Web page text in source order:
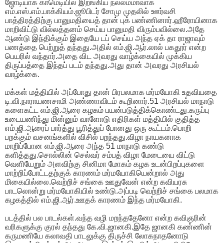
ஜோடியாக காமெடியில் இறங்கிய நல்லம்மாவாக
எம்.எஸ்.எம்.பாக்கியம்.ஜூபிடர் சோமு முதலில் ஊர்வசி
பாத்திரத்திற்கு பானுமதியைத் தான் புக் பண்ணினார்.ஹீரோயினாக
மாறிவிட்டு வில்லத்தனம் செய்ய பானுமதி விரும்பவில்லை.அதே
ஆண்டு இந்திக்கும் இதையே டப் செய்ய அந்த ஏக் தா ராஜாவும்
பணத்தை பெற்றுத் தந்தது.அதில் எம்.ஜி.ஆர்.லால் பகதூர் என்ற
பெயரில் வந்தார்.அதை விட அவரது வாழ்க்கையில் முக்கிய
திருப்பத்தை இந்தப் படம் தந்தது.அது தான் அவரது அரசியல்
வாழ்க்கை.
மக்கள் மத்தியில் அப்போது தான் பிரபலமாக மர்மயோகி உதவியதை
டி.வி.நாராயணசாமி அண்ணாவிடம் கூறினார்.51 அரசியல் மாநாடு
களைகட்ட எம்.ஜி.ஆரை கழகம் பயன்படுத்திக்கொண்டது.கருப்பு
உடையணிந்து மின்னும் வாளோடு எதிரிகள் மத்தியில் குதித்த
எம்.ஜி.ஆரைப் பார்த்து பூரித்துப் போனது ஒரு கூட்டம்.பொறி
பறக்கும் வசனங்களில் விசில் பறந்தது.விழா நாயகனாக
மாறிப்போன எம்.ஜி.ஆரை அந்த 51 மாநாடு கண்டு
களித்தது.சொல்லின் செல்வர் சம்பத் விழா மேடையை விட்டு
வெளியேறும் அளவிற்கு சினிமா மோகம் கழக உடன்பிறப்புகளை
மாற்றிப்போட்டதற்குக் காரணம் மர்மயோகியென்றால் அது
மிகையில்லை.வெற்றிச் சங்கை ஊதுவேன் என்ற கவியரசு
பாடலொன்று மர்மயோகியில் உண்டு.அப்படி வெற்றிச் சங்கை பலமாக
கழகத்தில் எம்.ஜி.ஆர்.ஊதக் காரணம் இந்த மர்மயோகி.
படத்தில் பல பாடல்கள்.வந்த வழி மறந்ததேனோ என்ற கவிஞரின்
வரிகளுக்கு குரல் தந்தது கே.வி.ஜானகி.இதே ஜானகி கண்ணின்
கருமணியே கலாவதி பாடலுக்கு திருச்சி லோகநாதனோடு